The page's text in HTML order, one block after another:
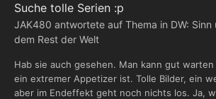
Suche tolle Serien :p
JAK480 antwortete auf Thema in DW:
dem Rest der Welt
Hab sie auch gesehen. Man kann gut
ein extremer Appetizer ist. Tolle Bilder, ein
aber im Endeffekt geht noch nichts los. Ja,